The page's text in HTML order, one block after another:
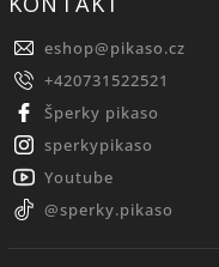
eshop@pikaso.cz
+420731522521
Šperky pikaso
sperkypikaso
Youtube
@sperky.pikaso